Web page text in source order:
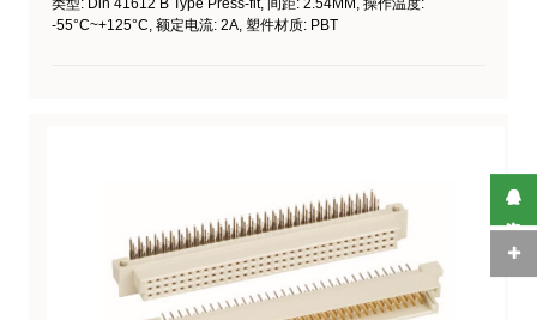
类型: Din 41612 B Type Press-fit, 间距: 2.54MM, 操作温度:
-55°C~+125°C, 额定电流: 2A, 塑件材质: PBT